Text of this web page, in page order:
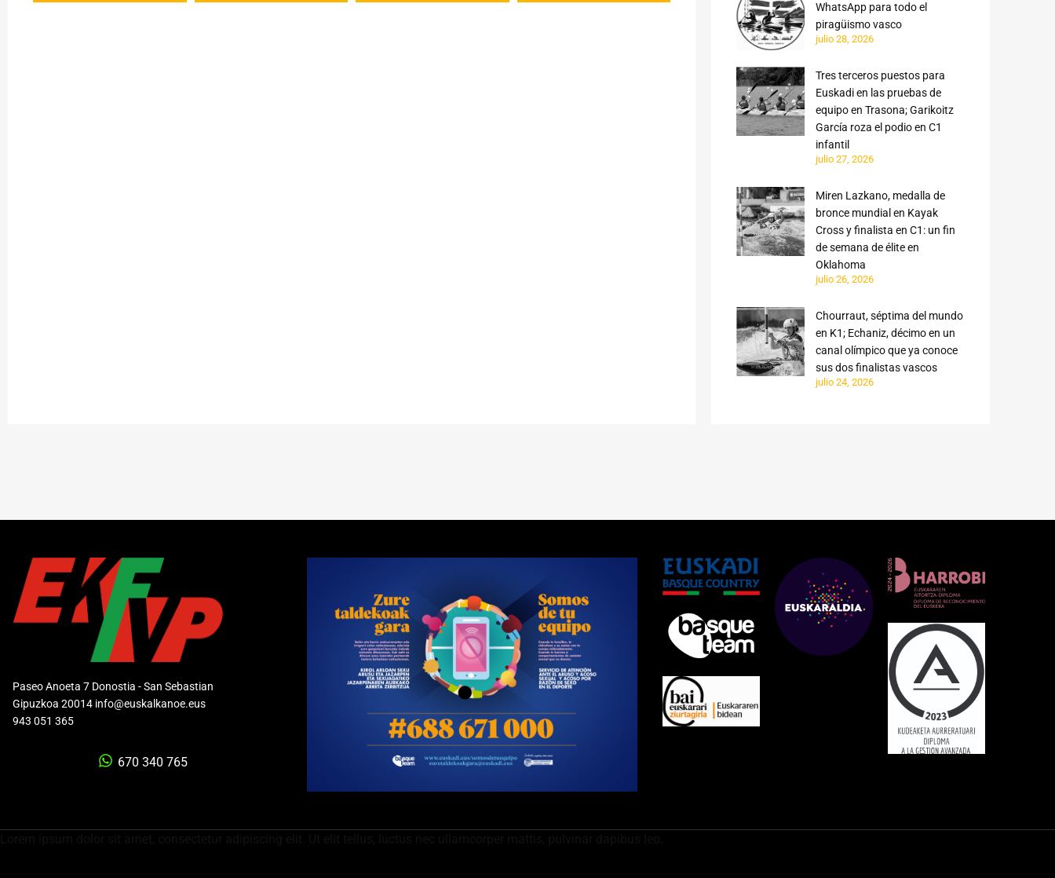
WhatsApp para todo el
piragüismo vasco
julio 28, 2026
Tres terceros puestos para
Euskadi en las pruebas de
equipo en Trasona; Garikoitz
García roza el podio en C1
infantil
julio 27, 2026
Miren Lazkano, medalla de
bronce mundial en Kayak
Cross y finalista en C1: un fin
de semana de élite en
Oklahoma
julio 26, 2026
Chourraut, séptima del mundo
en K1; Echaniz, décimo en un
canal olímpico que ya conoce
sus dos finalistas vascos
julio 24, 2026
Paseo Anoeta 7 Donostia - San Sebastian
Gipuzkoa 20014 info@euskalkanoe.eus
943 051 365
670 340 765